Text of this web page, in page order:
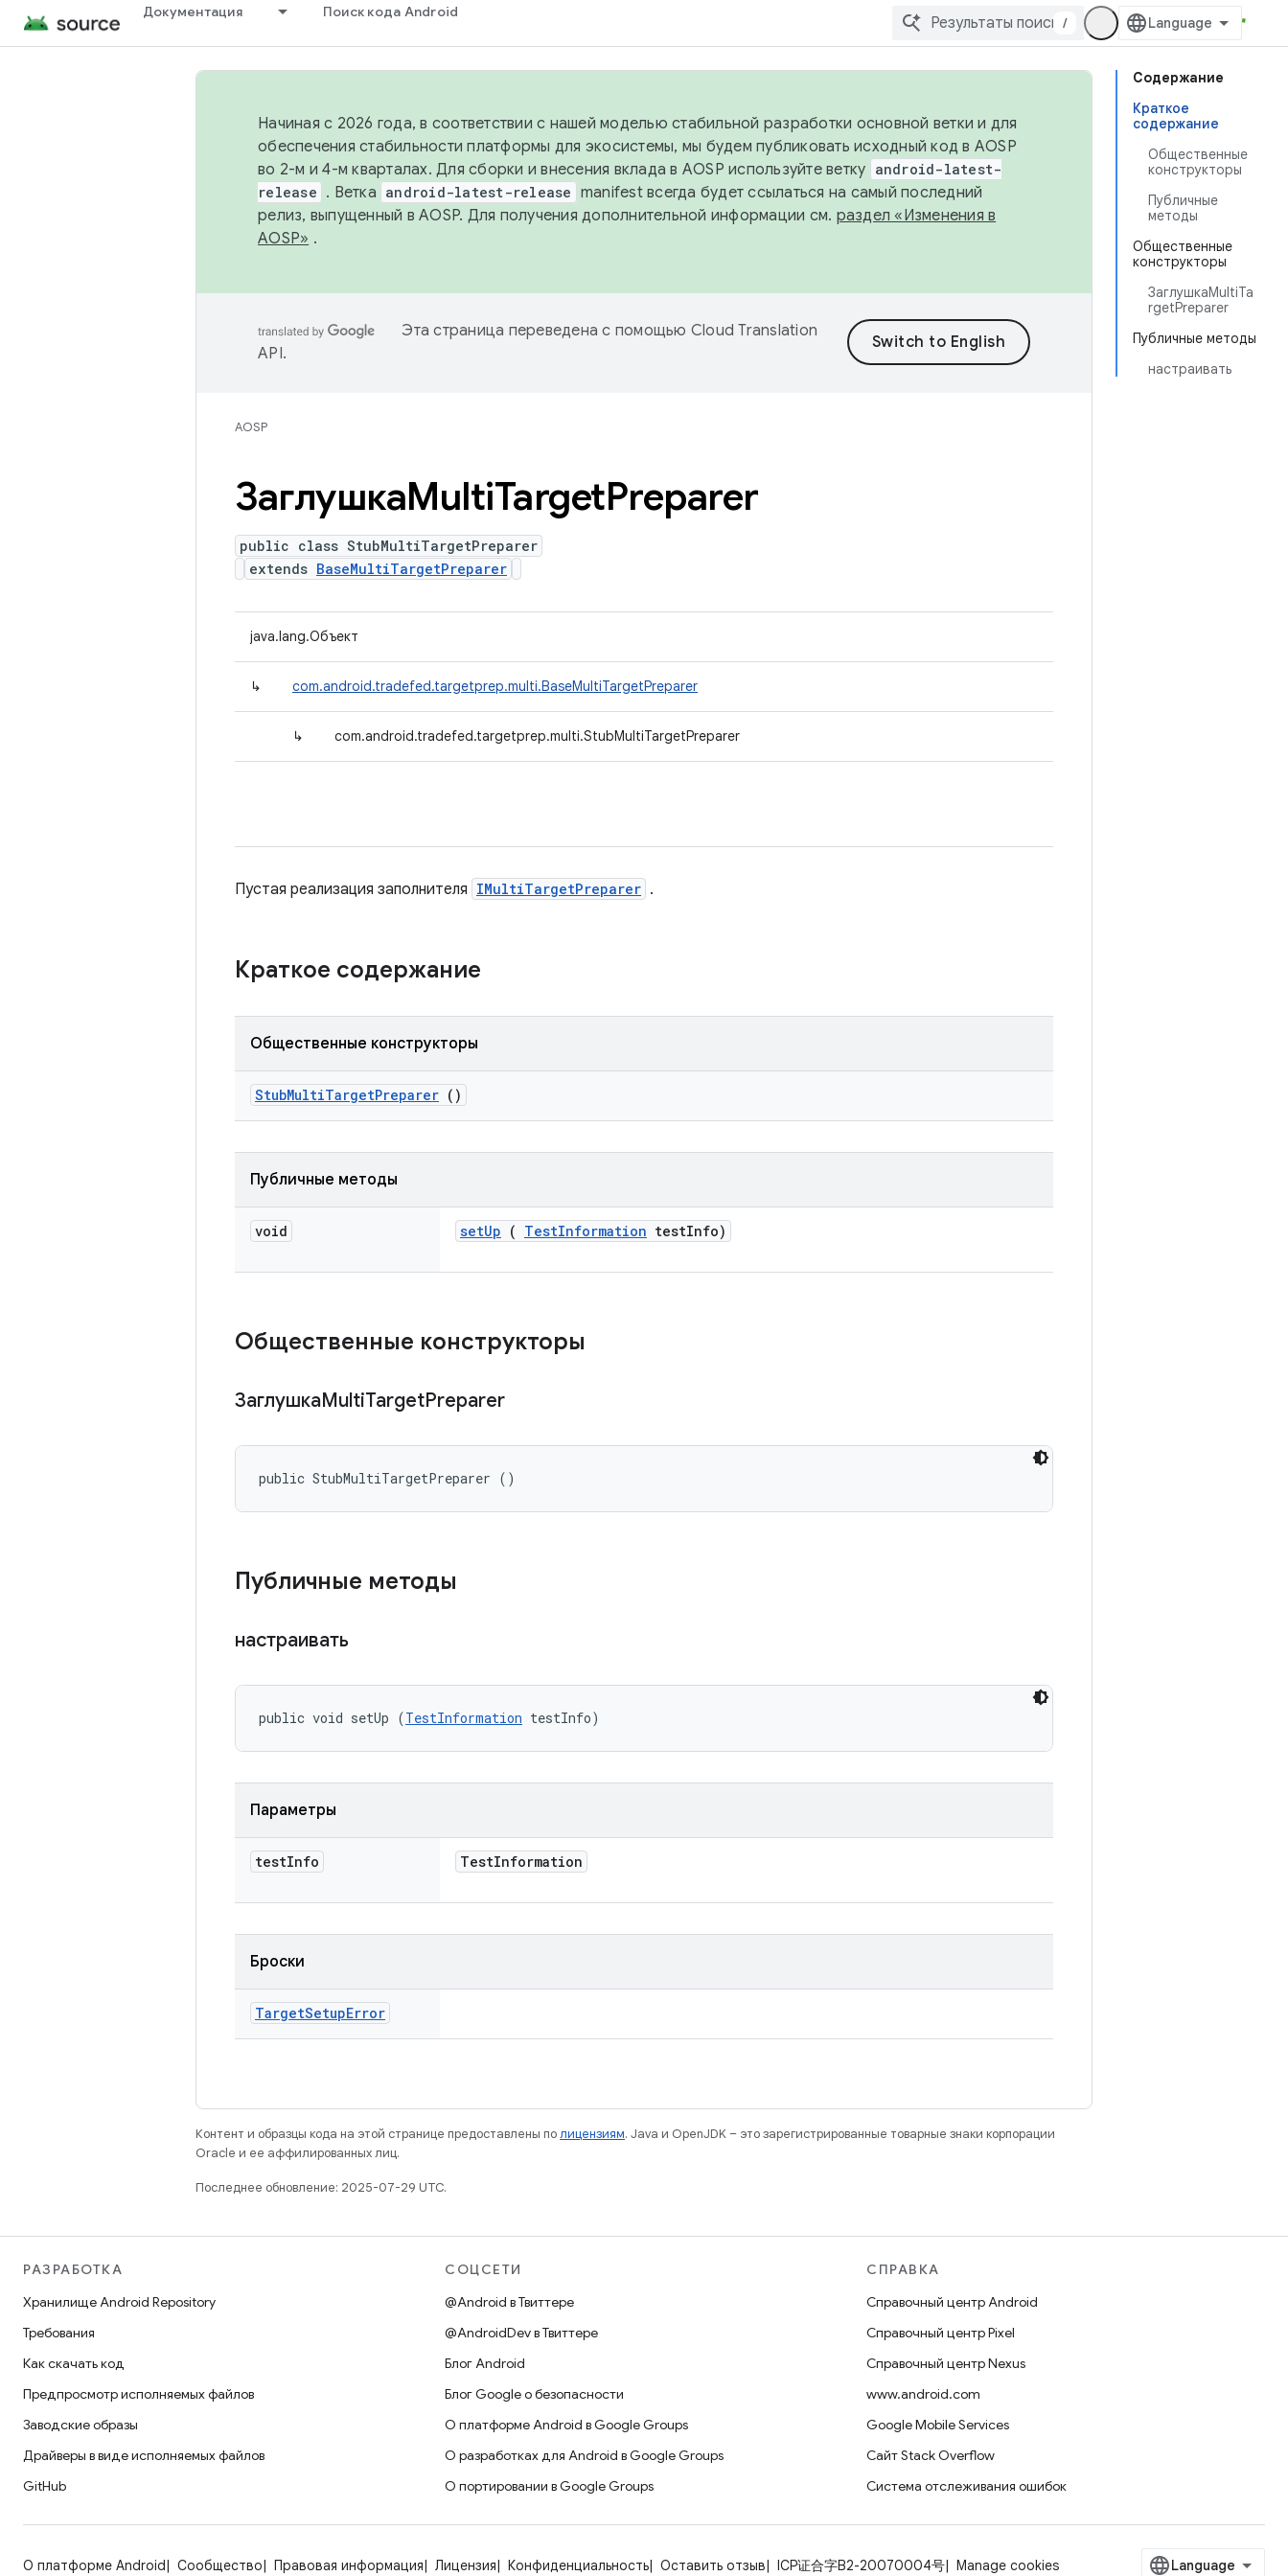
Документация Поиск кода Android
/
Содержание
Краткое
содержание
Общественные
конструкторы
Публичные
методы
Общественные
конструкторы
ЗаглушкаMultiTa
rgetPreparer
Публичные методы
настраивать
Начиная с 2026 года, в соответствии с нашей моделью стабильной разработки основной ветки и для
обеспечения стабильности платформы для экосистемы, мы будем публиковать исходный код в AOSP
во 2-м и 4-м кварталах. Для сборки и внесения вклада в AOSP используйте ветку android-latest-
release . Ветка android-latest-release manifest всегда будет ссылаться на самый последний
релиз, выпущенный в AOSP. Для получения дополнительной информации см. раздел «Изменения в
AOSP» .
Эта страница переведена с помощью Cloud Translation
API.
AOSP
ЗаглушкаMultiTargetPreparer
public class StubMultiTargetPreparer
extends BaseMultiTargetPreparer
java.lang.Объект
↳ com.android.tradefed.targetprep.multi.BaseMultiTargetPreparer
↳ com.android.tradefed.targetprep.multi.StubMultiTargetPreparer
Пустая реализация заполнителя IMultiTargetPreparer .
Краткое содержание
Общественные конструкторы
StubMultiTargetPreparer ()
Публичные методы
void setUp ( TestInformation testInfo)
Общественные конструкторы
ЗаглушкаMultiTargetPreparer
public StubMultiTargetPreparer ()
Публичные методы
настраивать
public void setUp (TestInformation testInfo)
Параметры
testInfo TestInformation
Броски
TargetSetupError
Контент и образцы кода на этой странице предоставлены полицензиям. Java и OpenJDK – это зарегистрированные товарные знаки корпорации
Oracle и ее аффилированных лиц.
Последнее обновление: 2025-07-29 UTC.
РАЗРАБОТКА
Хранилище Android Repository
Требования
Как скачать код
Предпросмотр исполняемых файлов
Заводские образы
Драйверы в виде исполняемых файлов
GitHub
СОЦСЕТИ
@Android в Твиттере
@AndroidDev в Твиттере
Блог Android
Блог Google о безопасности
О платформе Android в Google Groups
О разработках для Android в Google Groups
О портировании в Google Groups
СПРАВКА
Справочный центр Android
Справочный центр Pixel
Справочный центр Nexus
www.android.com
Google Mobile Services
Сайт Stack Overflow
Система отслеживания ошибок
О платформе Android Сообщество Правовая информация Лицензия Конфиденциальность Оставить отзыв ICP证合字B2-20070004号 Manage cookies